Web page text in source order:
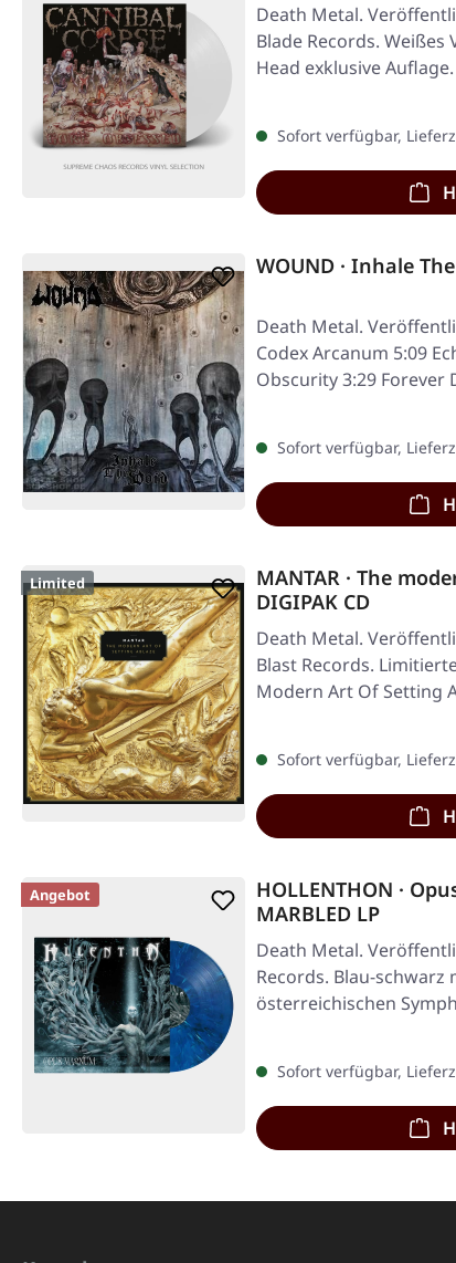
Death Metal.
Blade Records. Weißes
Head exklusive
Sofort verfügbar,
WOUND · Inhale
Death Metal.
Codex Arcanum 5:09
Obscurity 3:29 Forever
Sofort verfügbar,
Limited
MANTAR · The
DIGIPAK CD
Death Metal.
Blast Records.
Modern Art Of Setting
Sofort verfügbar,
Angebot
HOLLENTHON ·
MARBLED LP
Death Metal.
Records. Blau-
österreichischen
Sofort verfügbar,